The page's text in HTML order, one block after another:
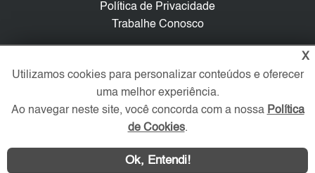
Política de Privacidade
Trabalhe Conosco
Redes Sociais
X
Utilizamos cookies para personalizar conteúdos e oferecer
uma melhor experiência.
Ao navegar neste site, você concorda com a nossa Política
de Cookies.
Ok, Entendi!